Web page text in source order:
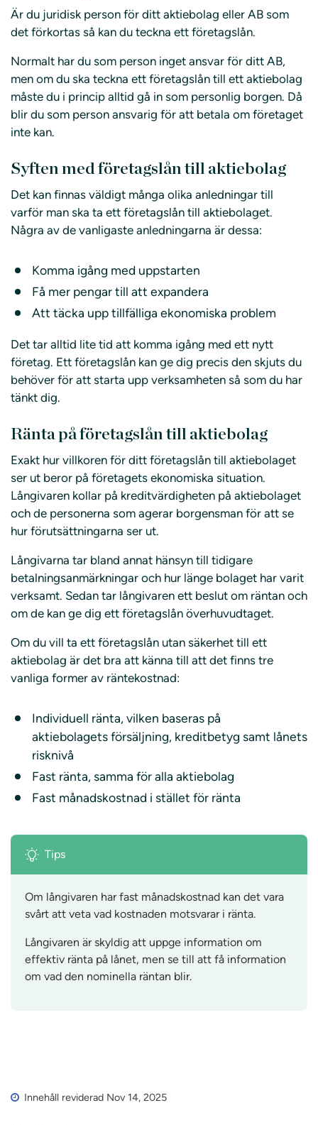
Är du juridisk person för ditt aktiebolag eller AB som
det förkortas så kan du teckna ett företagslån.
Normalt har du som person inget ansvar för ditt AB,
men om du ska teckna ett företagslån till ett aktiebolag
måste du i princip alltid gå in som personlig borgen. Då
blir du som person ansvarig för att betala om företaget
inte kan.
Syften med företagslån till aktiebolag
Det kan finnas väldigt många olika anledningar till
varför man ska ta ett företagslån till aktiebolaget.
Några av de vanligaste anledningarna är dessa:
Komma igång med uppstarten
Få mer pengar till att expandera
Att täcka upp tillfälliga ekonomiska problem
Det tar alltid lite tid att komma igång med ett nytt
företag. Ett företagslån kan ge dig precis den skjuts du
behöver för att starta upp verksamheten så som du har
tänkt dig.
Ränta på företagslån till aktiebolag
Exakt hur villkoren för ditt företagslån till aktiebolaget
ser ut beror på företagets ekonomiska situation.
Långivaren kollar på kreditvärdigheten på aktiebolaget
och de personerna som agerar borgensman för att se
hur förutsättningarna ser ut.
Långivarna tar bland annat hänsyn till tidigare
betalningsanmärkningar och hur länge bolaget har varit
verksamt. Sedan tar långivaren ett beslut om räntan och
om de kan ge dig ett företagslån överhuvudtaget.
Om du vill ta ett företagslån utan säkerhet till ett
aktiebolag är det bra att känna till att det finns tre
vanliga former av räntekostnad:
Individuell ränta, vilken baseras på
aktiebolagets försäljning, kreditbetyg samt lånets
risknivå
Fast ränta, samma för alla aktiebolag
Fast månadskostnad i stället för ränta
Tips
Om långivaren har fast månadskostnad kan det vara
svårt att veta vad kostnaden motsvarar i ränta.
Långivaren är skyldig att uppge information om
effektiv ränta på lånet, men se till att få information
om vad den nominella räntan blir.
Innehåll reviderad Nov 14, 2025